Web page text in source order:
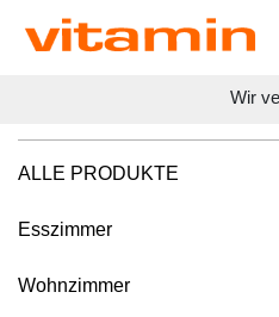
Wir
ALLE PRODUKTE
Esszimmer
Wohnzimmer